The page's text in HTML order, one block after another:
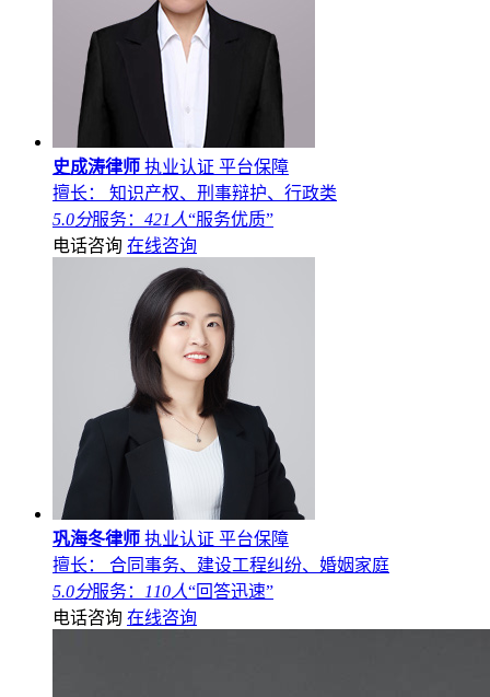
史成涛律师 执业认证 平台保障
擅长： 知识产权、刑事辩护、行政类
5.0分服务： 421人“服务优质”
电话咨询 在线咨询
巩海冬律师 执业认证 平台保障
擅长： 合同事务、建设工程纠纷、婚姻家庭
5.0分服务： 110人“回答迅速”
电话咨询 在线咨询